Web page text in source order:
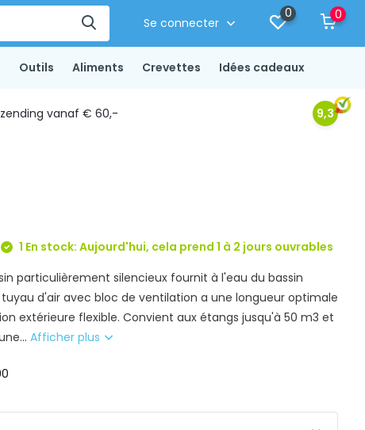
Se connecter
0 0
Outils Aliments Crevettes Idées cadeaux
vanaf € 60,- 9,3
1 En stock: Aujourd'hui, cela prend 1 à 2 jours ouvrables
particulièrement silencieux fournit à l'eau du bassin
tuyau d'air avec bloc de ventilation a une longueur optimale
extérieure flexible. Convient aux étangs jusqu'à 50 m3 et
Afficher plus